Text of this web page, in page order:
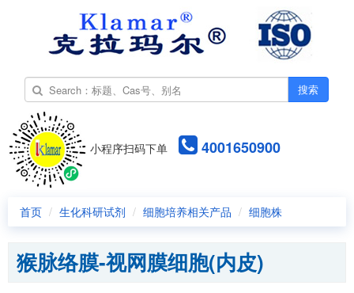
搜索
小程序扫码下单 4001650900
首页 生化科研试剂 细胞培养相关产品 细胞株
猴脉络膜-视网膜细胞(内皮)